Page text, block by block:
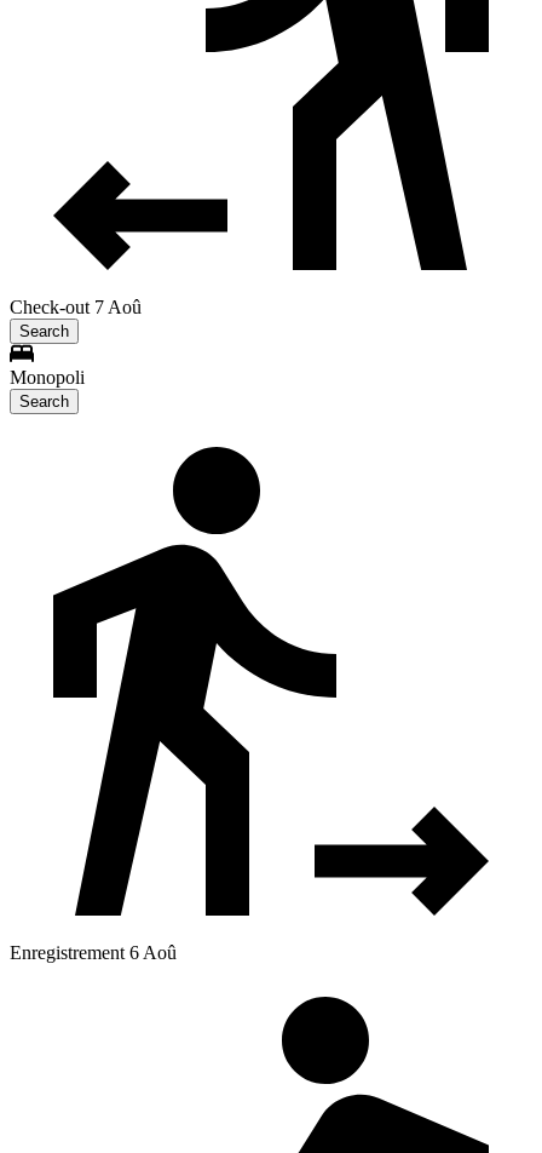
Check-out 7 Aoû
Search
Monopoli
Search
Enregistrement 6 Aoû